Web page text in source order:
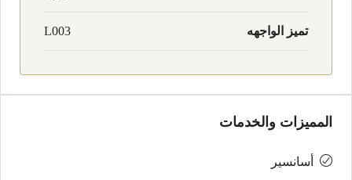
تميز الواجهه L003
المميزات والخدمات
أسانسير